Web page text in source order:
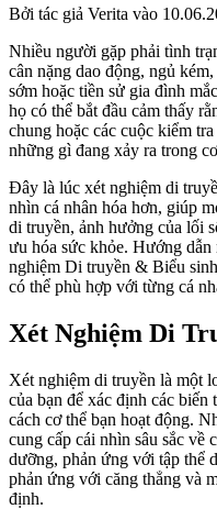
Bởi tác giả Verita vào
Nhiều người gặp phải tình
cân nặng dao động, ngủ
sớm hoặc tiền sử gia đình
họ có thể bắt đầu cảm thấy
chung hoặc các cuộc kiểm
những gì đang xảy ra trong
Đây là lúc xét nghiệm di
nhìn cá nhân hóa hơn, giúp
di truyền, ảnh hưởng của lối
ưu hóa sức khỏe. Hướng
nghiệm Di truyền & Biểu
có thể phù hợp với từng cá
Xét Nghiệm Di
Xét nghiệm di truyền là một
của bạn để xác định các biến
cách cơ thể bạn hoạt động.
cung cấp cái nhìn sâu sắc về
dưỡng, phản ứng với tập thể
phản ứng với căng thẳng và
định.